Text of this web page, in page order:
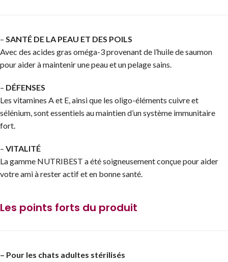
– SANTÉ DE LA PEAU ET DES POILS
Avec des acides gras oméga-3 provenant de l’huile de saumon
pour aider à maintenir une peau et un pelage sains.
– DÉFENSES
Les vitamines A et E, ainsi que les oligo-éléments cuivre et
sélénium, sont essentiels au maintien d’un système immunitaire
fort.
– VITALITÉ
La gamme NUTRIBEST a été soigneusement conçue pour aider
votre ami à rester actif et en bonne santé.
Les points forts du produit
– Pour les chats adultes stérilisés